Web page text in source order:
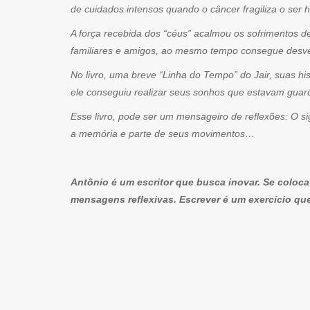
de cuidados intensos quando o câncer fragiliza o ser
A força recebida dos “céus” acalmou os sofrimentos
familiares e amigos, ao mesmo tempo consegue
No livro, uma breve “Linha do Tempo” do Jair, suas
ele conseguiu realizar seus sonhos que estavam
Esse livro, pode ser um mensageiro de reflexões: O
a memória e parte de seus movimentos…
Antônio é um escritor que busca inovar. Se
mensagens reflexivas. Escrever é um exercício